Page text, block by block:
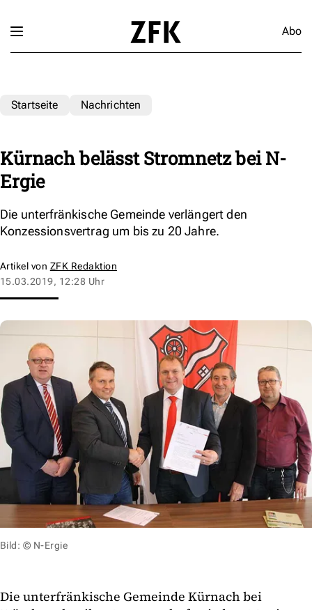
Abo
Startseite Nachrichten
Kürnach belässt Stromnetz bei N-
Ergie
Die unterfränkische Gemeinde verlängert den
Konzessionsvertrag um bis zu 20 Jahre.
Artikel von ZFK Redaktion
15.03.2019, 12:28 Uhr
Bild: © N-Ergie
Die unterfränkische Gemeinde Kürnach bei